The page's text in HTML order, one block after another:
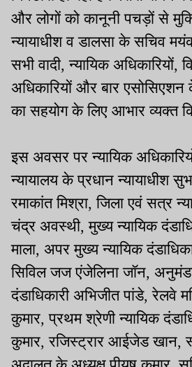
और लोगों को कानूनी पचड़ों से
न्यायाधीश व डालसा के सचिव
सभी वादी, न्यायिक अधिकारियों,
अधिकारियों और बार
का सहयोग के लिए आभार व्यक्त
इस अवसर पर न्यायिक
न्यायालय के प्रधान न्यायाधीश
रमाकांत मिश्रा, जिला एवं सत्र
चंद्र अवस्थी, मुख्य न्यायिक
माला, अपर मुख्य न्यायिक
सिविल जज एंजेलिना जॉन,
दंडाधिकारी अभिजीत पांडे, रेलवे
कुमार, प्रथम श्रेणी न्यायिक
कुमार, रजिस्ट्रार आईजेड खान,